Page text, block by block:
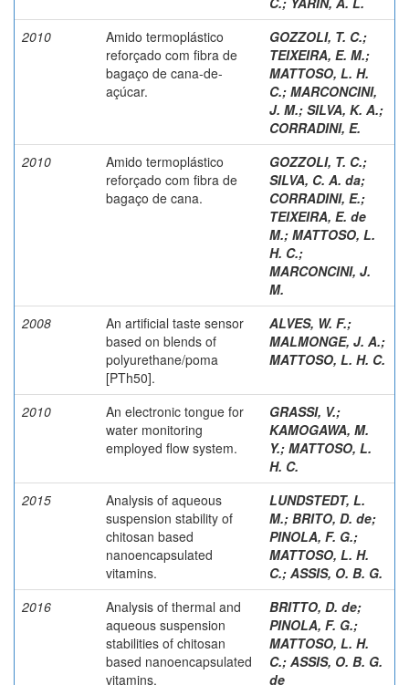
2010
Amido termoplástico
reforçado com fibra de
bagaço de cana-de-
açúcar.
GOZZOLI, T. C.;
TEIXEIRA, E. M.;
MATTOSO, L. H.
C.; MARCONCINI,
J. M.; SILVA, K. A.;
CORRADINI, E.
2010
Amido termoplástico
reforçado com fibra de
bagaço de cana.
GOZZOLI, T. C.;
SILVA, C. A. da;
CORRADINI, E.;
TEIXEIRA, E. de
M.; MATTOSO, L.
H. C.;
MARCONCINI, J.
M.
2008
An artificial taste sensor
based on blends of
polyurethane/poma
[PTh50].
ALVES, W. F.;
MALMONGE, J. A.;
MATTOSO, L. H. C.
2010
An electronic tongue for
water monitoring
employed flow system.
GRASSI, V.;
KAMOGAWA, M.
Y.; MATTOSO, L.
H. C.
2015
Analysis of aqueous
suspension stability of
chitosan based
nanoencapsulated
vitamins.
LUNDSTEDT, L.
M.; BRITO, D. de;
PINOLA, F. G.;
MATTOSO, L. H.
C.; ASSIS, O. B. G.
2016
Analysis of thermal and
aqueous suspension
stabilities of chitosan
based nanoencapsulated
vitamins.
BRITTO, D. de;
PINOLA, F. G.;
MATTOSO, L. H.
C.; ASSIS, O. B. G.
de